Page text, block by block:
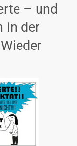
– und
in der